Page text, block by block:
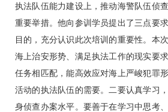
执法队伍能力建设上，推动海警队伍侦
重要举措。他向参训学员提出了三点要
目的，充分认识此次培训的重要性。本
海上治安形势、满足执法工作的现实要
任务相匹配，能高效应对海上严峻犯罪
活动的执法队伍的需要。二要认真学习
身侦查办案水平。要善于在学习中思考